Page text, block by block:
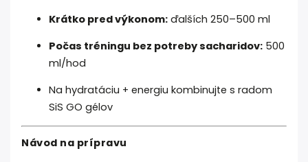
Krátko pred výkonom: ďalších 250–500 ml
Počas tréningu bez potreby sacharidov: 500
ml/hod
Na hydratáciu + energiu kombinujte s radom
SiS GO gélov
Návod na prípravu